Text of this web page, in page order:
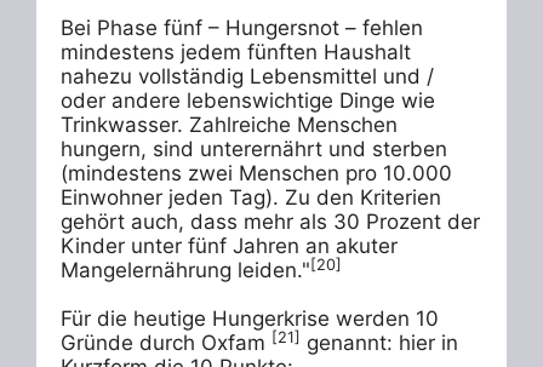
Bei Phase fünf – Hungersnot – fehlen
mindestens jedem fünften Haushalt
nahezu vollständig Lebensmittel und /
oder andere lebenswichtige Dinge wie
Trinkwasser. Zahlreiche Menschen
hungern, sind unterernährt und sterben
(mindestens zwei Menschen pro 10.000
Einwohner jeden Tag). Zu den Kriterien
gehört auch, dass mehr als 30 Prozent der
Kinder unter fünf Jahren an akuter
Mangelernährung leiden."[20]
Für die heutige Hungerkrise werden 10
Gründe durch Oxfam [21] genannt: hier in